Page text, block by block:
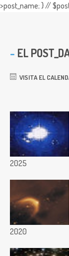
>post_name; } //
EL
VISITA EL
2025
2020